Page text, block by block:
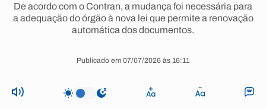
De acordo com o Contran, a mudança foi necessária para
a adequação do órgão à nova lei que permite a renovação
automática dos documentos.
Publicado em 07/07/2026 às 16:11